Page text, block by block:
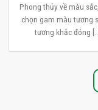
Phong thủy về màu
chọn gam màu tương
tương khắc đóng